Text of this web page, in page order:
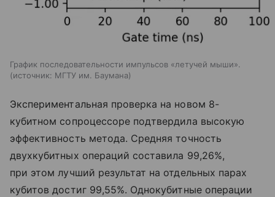
График последовательности импульсов «летучей мыши».
источник: МГТУ им. Баумана
Экспериментальная проверка на новом 8-
кубитном сопроцессоре подтвердила высокую
эффективность метода. Средняя точность
двухкубитных операций составила 99,26%,
при этом лучший результат на отдельных парах
кубитов достиг 99,55%. Однокубитные операции